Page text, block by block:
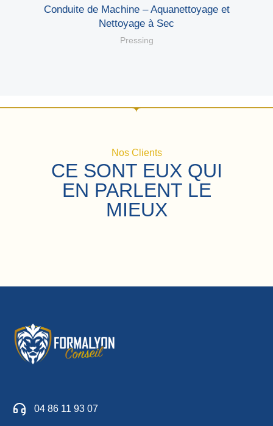
Conduite de Machine – Aquanettoyage et
Nettoyage à Sec
Pressing
Nos Clients
CE SONT EUX QUI
EN PARLENT LE
MIEUX
04 86 11 93 07